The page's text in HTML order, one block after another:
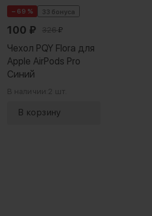
− 69 % 33 бонуса
100 ₽ 326₽
Чехол PQY Flora для
Apple AirPods Pro
Синий
В наличии: 2 шт.